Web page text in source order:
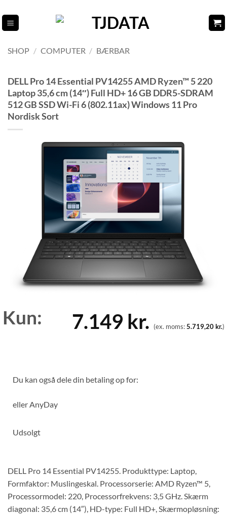
til
indhold
SHOP / COMPUTER / BÆRBAR
DELL Pro 14 Essential PV14255 AMD Ryzen™ 5 220
Laptop 35,6 cm (14″) Full HD+ 16 GB DDR5-SDRAM
512 GB SSD Wi-Fi 6 (802.11ax) Windows 11 Pro
Nordisk Sort
Kun: 7.149 kr. (ex. moms:5.719,20kr.)
Du kan også dele din betaling op for:
ellerAnyDay
Udsolgt
DELL Pro 14 Essential PV14255. Produkttype: Laptop,
Formfaktor: Muslingeskal. Processorserie: AMD Ryzen™ 5,
Processormodel: 220, Processorfrekvens: 3,5 GHz. Skærm
diagonal: 35,6 cm (14″), HD-type: Full HD+, Skærmopløsning: